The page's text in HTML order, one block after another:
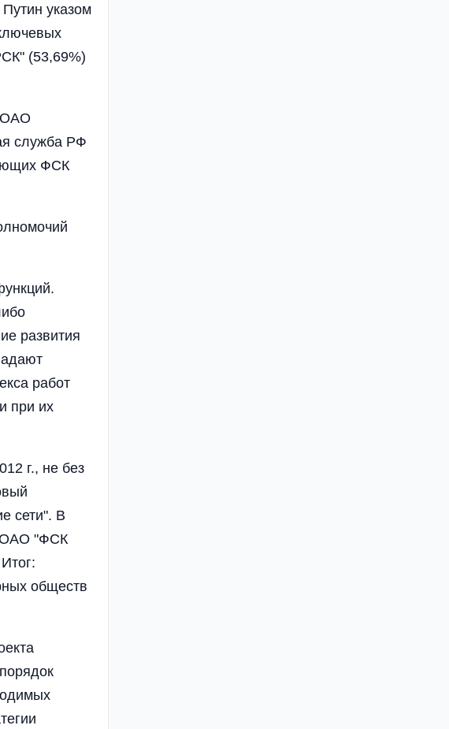
указом
(53,69%)
ОАО
служба РФ
ФСК
развития
работ
при их
г., не без
сети". В
ОАО "ФСК
обществ